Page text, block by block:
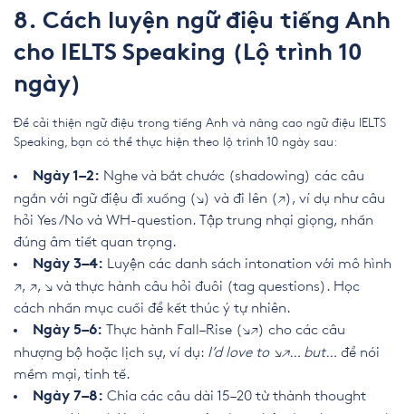
8. Cách luyện ngữ điệu tiếng Anh
cho IELTS Speaking (Lộ trình 10
ngày)
Để cải thiện ngữ điệu trong tiếng Anh và nâng cao ngữ điệu IELTS
Speaking, bạn có thể thực hiện theo lộ trình 10 ngày sau:
Ngày 1–2: Nghe và bắt chước (shadowing) các câu
ngắn với ngữ điệu đi xuống (↘) và đi lên (↗), ví dụ như câu
hỏi Yes/No và WH-question. Tập trung nhại giọng, nhấn
đúng âm tiết quan trọng.
Ngày 3–4: Luyện các danh sách intonation với mô hình
↗, ↗, ↘ và thực hành câu hỏi đuôi (tag questions). Học
cách nhấn mục cuối để kết thúc ý tự nhiên.
Ngày 5–6: Thực hành Fall–Rise (↘↗) cho các câu
nhượng bộ hoặc lịch sự, ví dụ: I’d love to ↘↗… but… để nói
mềm mại, tinh tế.
Ngày 7–8: Chia các câu dài 15–20 từ thành thought